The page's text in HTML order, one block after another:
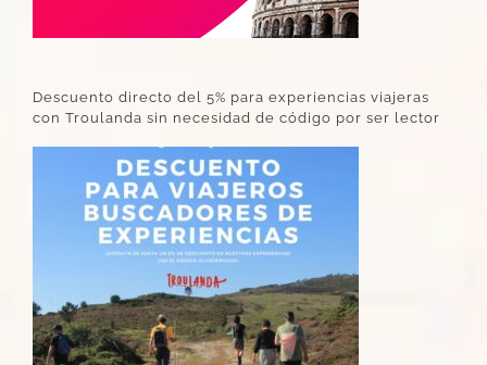
Descuento directo del 5% para experiencias viajeras
con Troulanda sin necesidad de código por ser lector